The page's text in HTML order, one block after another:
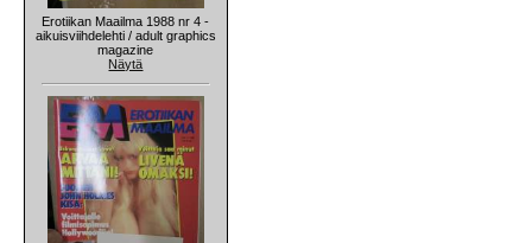
Erotiikan Maailma 1988 nr 4 -
aikuisviihdelehti / adult graphics
magazine
Näytä